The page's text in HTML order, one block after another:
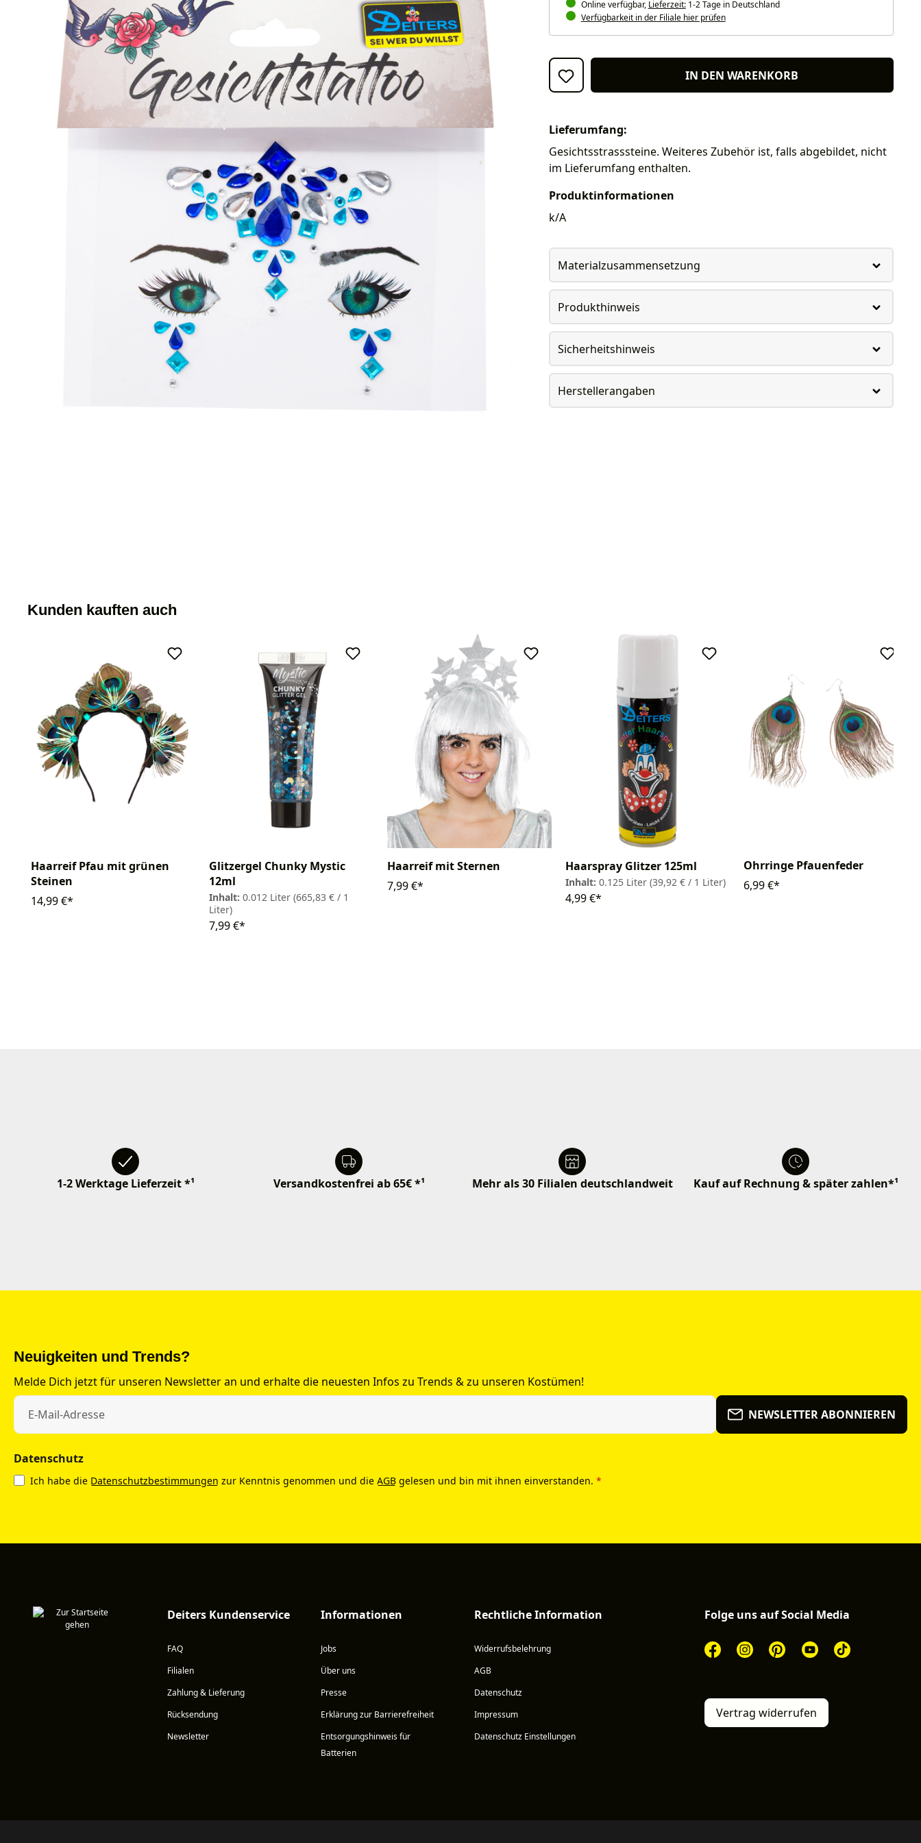
Online verfügbar, Lieferzeit:1-2 Tage in Deutschland
Verfügbarkeit in der Filiale hier prüfen
IN DEN WARENKORB
Lieferumfang:
Gesichtsstrasssteine. Weiteres Zubehör ist, falls abgebildet, nicht
im Lieferumfang enthalten.
Produktinformationen
k/A
Materialzusammensetzung
Produkthinweis
Sicherheitshinweis
Herstellerangaben
Kunden kauften auch
Haarreif Pfau mit grünen
Steinen
14,99 €*
Glitzergel Chunky Mystic
12ml
Inhalt: 0.012 Liter (665,83 € / 1
Liter)
7,99 €*
Haarreif mit Sternen
7,99 €*
Haarspray Glitzer 125ml
Inhalt: 0.125 Liter (39,92 € / 1 Liter)
4,99 €*
Ohrringe Pfauenfeder
6,99 €*
1-2 Werktage Lieferzeit *¹ Versandkostenfrei ab 65€ *¹ Mehr als 30 Filialen deutschlandweit Kauf auf Rechnung & später zahlen*¹
Neuigkeiten und Trends?
Melde Dich jetzt für unseren Newsletter an und erhalte die neuesten Infos zu Trends & zu unseren Kostümen!
NEWSLETTER ABONNIEREN
Datenschutz
Ich habe die Datenschutzbestimmungen zur Kenntnis genommen und die AGB gelesen und bin mit ihnen einverstanden. *
Deiters Kundenservice
FAQ
Filialen
Zahlung & Lieferung
Rücksendung
Newsletter
Informationen
Jobs
Über uns
Presse
Erklärung zur Barrierefreiheit
Entsorgungshinweis für
Batterien
Rechtliche Information
Widerrufsbelehrung
AGB
Datenschutz
Impressum
Datenschutz Einstellungen
Folge uns auf Social Media
Vertrag widerrufen